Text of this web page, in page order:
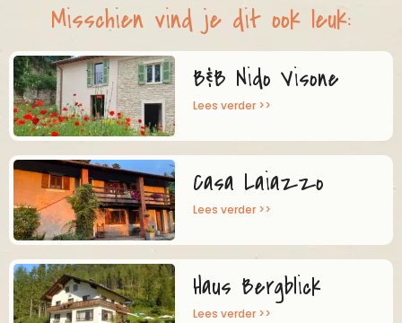
Misschien vind je dit ook leuk:
B&B Nido Visone
Lees verder >>
Casa Laiazzo
Lees verder >>
Haus Bergblick
Lees verder >>